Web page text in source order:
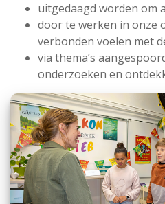
uitgedaagd worden om
door te werken in onze
verbonden voelen met
via thema’s
onderzoeken en